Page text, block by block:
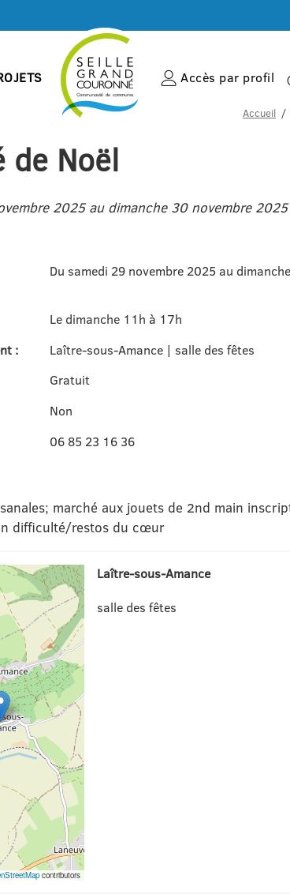
Accès par profil
Accueil
de Noël
2025 au dimanche 30 novembre
Du samedi 29 novembre 2025 au
Le dimanche 11h à 17h
:
Laître-sous-Amance | salle des fêtes
Gratuit
Non
06 85 23 16 36
marché aux jouets de 2nd main
difficulté/restos du cœur
contributors
Laître-sous-Amance
salle des fêtes